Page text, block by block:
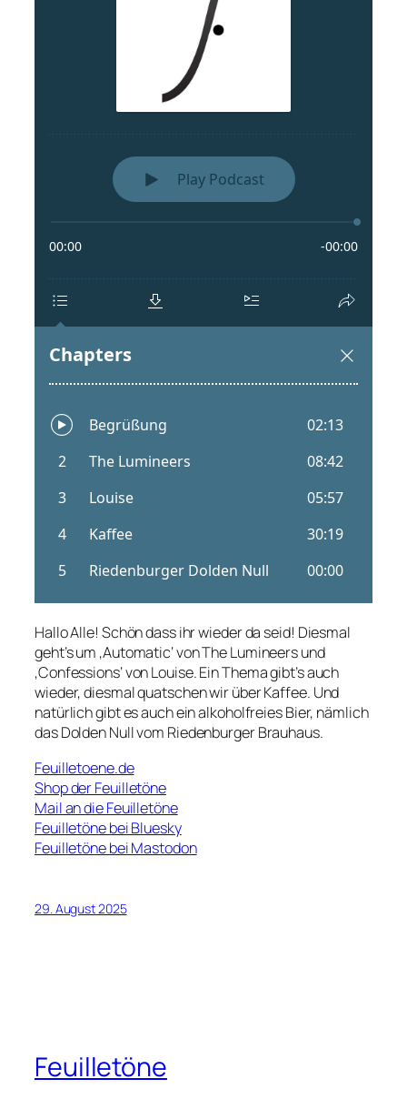
Hallo Alle! Schön dass ihr wieder da seid! Diesmal
geht’s um ‚Automatic‘ von The Lumineers und
‚Confessions‘ von Louise. Ein Thema gibt’s auch
wieder, diesmal quatschen wir über Kaffee. Und
natürlich gibt es auch ein alkoholfreies Bier, nämlich
das Dolden Null vom Riedenburger Brauhaus.
Feuilletoene.de
Shop der Feuilletöne
Mail an die Feuilletöne
Feuilletöne bei Bluesky
Feuilletöne bei Mastodon
29. August 2025
Feuilletöne